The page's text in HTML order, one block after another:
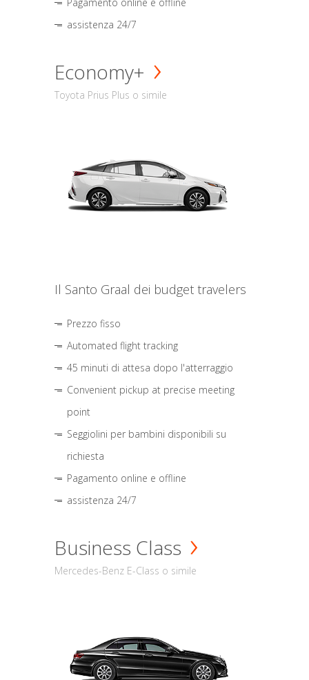
assistenza 24/7
Economy+
Toyota Prius Plus o simile
Il Santo Graal dei budget travelers
Prezzo fisso
Automated flight tracking
45 minuti di attesa dopo l'atterraggio
Convenient pickup at precise meeting
point
Seggiolini per bambini disponibili su
richiesta
Pagamento online e offline
assistenza 24/7
Business Class
Mercedes-Benz E-Class o simile